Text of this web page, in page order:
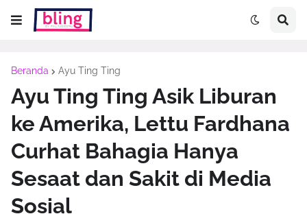
Beranda Ayu Ting Ting
Ayu Ting Ting Asik Liburan
ke Amerika, Lettu Fardhana
Curhat Bahagia Hanya
Sesaat dan Sakit di Media
Sosial